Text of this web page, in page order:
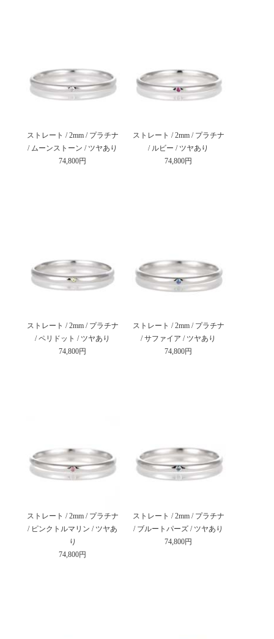
ストレート / 2mm / プラチナ
/ ムーンストーン / ツヤあり
74,800円
ストレート / 2mm / プラチナ
/ ルビー / ツヤあり
74,800円
ストレート / 2mm / プラチナ
/ ペリドット / ツヤあり
74,800円
ストレート / 2mm / プラチナ
/ サファイア / ツヤあり
74,800円
ストレート / 2mm / プラチナ
/ ピンクトルマリン / ツヤあ
り
74,800円
ストレート / 2mm / プラチナ
/ ブルートパーズ / ツヤあり
74,800円